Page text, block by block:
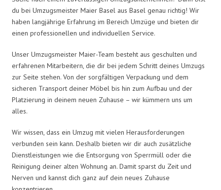
du bei Umzugsmeister Maier Basel aus Basel genau richtig! Wir
haben langjährige Erfahrung im Bereich Umzüge und bieten dir
einen professionellen und individuellen Service.
Unser Umzugsmeister Maier-Team besteht aus geschulten und
erfahrenen Mitarbeitern, die dir bei jedem Schritt deines Umzugs
zur Seite stehen. Von der sorgfältigen Verpackung und dem
sicheren Transport deiner Möbel bis hin zum Aufbau und der
Platzierung in deinem neuen Zuhause – wir kümmern uns um
alles.
Wir wissen, dass ein Umzug mit vielen Herausforderungen
verbunden sein kann. Deshalb bieten wir dir auch zusätzliche
Dienstleistungen wie die Entsorgung von Sperrmüll oder die
Reinigung deiner alten Wohnung an. Damit sparst du Zeit und
Nerven und kannst dich ganz auf dein neues Zuhause